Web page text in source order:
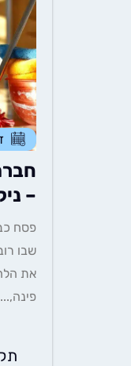
–
פסח
שבו
את